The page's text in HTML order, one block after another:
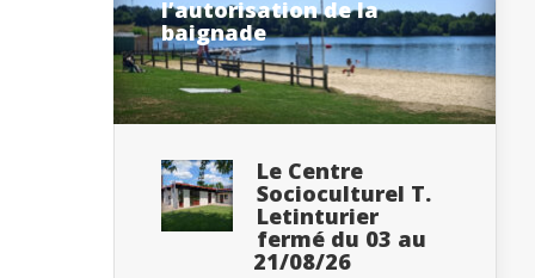
l’autorisation de la
baignade
Le Centre
Socioculturel T.
Letinturier
fermé du 03 au
21/08/26